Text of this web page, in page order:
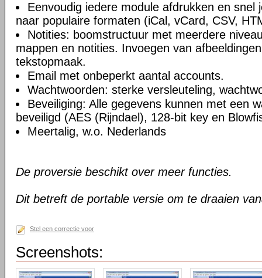
Eenvoudig iedere module afdrukken en snel
naar populaire formaten (iCal, vCard, CSV,
Notities: boomstructuur met meerdere
mappen en notities. Invoegen van
tekstopmaak.
Email met onbeperkt aantal accounts.
Wachtwoorden: sterke versleuteling,
Beveiliging: Alle gegevens kunnen met een
beveiligd (AES (Rijndael), 128-bit key en
Meertalig, w.o. Nederlands
De proversie beschikt over meer functies.
Dit betreft de portable versie om te draaien
Stel een correctie voor
Screenshots: